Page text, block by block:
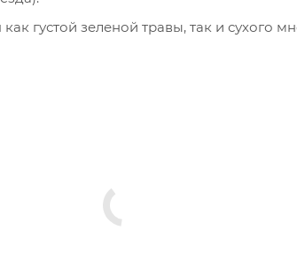
густой зеленой травы, так и сухого